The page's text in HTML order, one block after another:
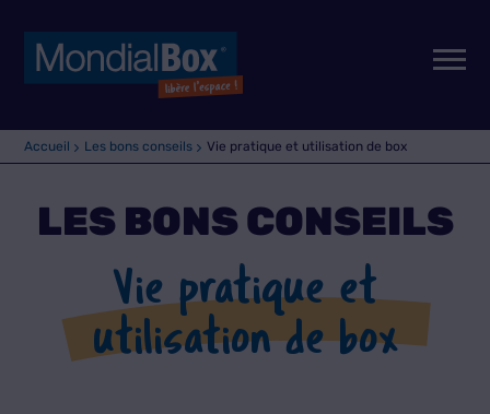
Accueil Les bons conseils Vie pratique et utilisation de box
LES BONS CONSEILS
Vie pratique et
utilisation de box